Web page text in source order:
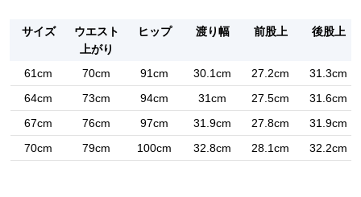
サイズ
ウエスト
上がり
ヒップ 渡り幅 前股上 後股上
61cm 70cm 91cm 30.1cm 27.2cm
31.3cm
64cm
73cm 94cm 31cm 27.5cm
31.6cm
67cm
76cm 97cm 31.9cm 27.8cm
31.9cm
70cm
79cm 100cm 32.8cm 28.1cm 32.2cm